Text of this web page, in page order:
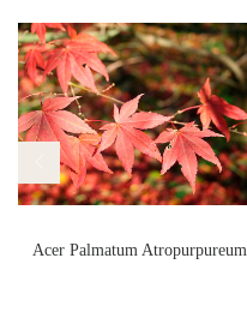
Acer Palmatum Atropurpureum